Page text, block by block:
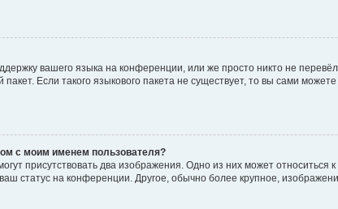
вашего языка на конференции, или же просто никто не
пакет. Если такого языкового пакета не существует, то вы сами
с моим именем пользователя?
присутствовать два изображения. Одно из них может
статус на конференции. Другое, обычно более крупное,